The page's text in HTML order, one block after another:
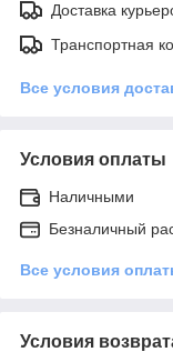
Доставка
Транспортная
Все условия
Условия оплаты
Наличными
Безналичный
Все условия
Условия